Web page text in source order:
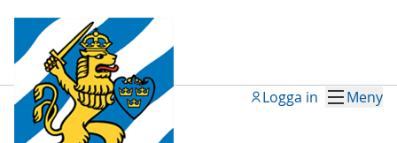
Meny
Logga in
Samråd